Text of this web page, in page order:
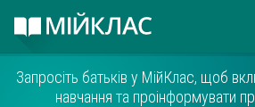
Запросіть батьків у МійКлас, щоб
навчання та проінформувати